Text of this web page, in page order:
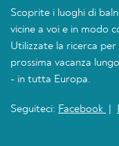
Scoprite i luoghi di
vicine a voi e in modo
Utilizzate la ricerca
prossima vacanza
- in tutta Europa.
Seguiteci: Facebook